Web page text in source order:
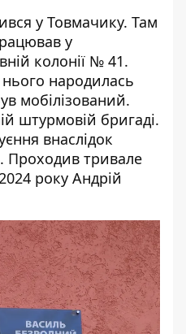
у Товмачику. Там
у
колонії № 41.
народилась
мобілізований.
штурмовій бригаді.
внаслідок
Проходив тривале
року Андрій